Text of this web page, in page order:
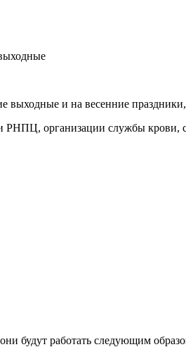
и на весенние
организации службы крови,
будут работать следующим